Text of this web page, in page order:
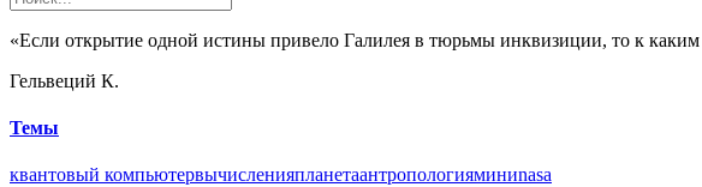
«Если открытие одной истины привело Галилея в тюрьмы инквизиции, то к
Гельвеций К.
Темы
квантовый компьютервычисленияпланетаантропологияминиnasa